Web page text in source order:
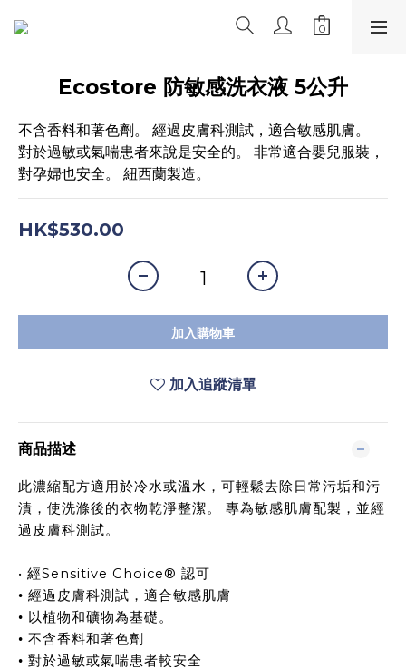
Ecostore 防敏感洗衣液 5公升
不含香料和著色劑。 經過皮膚科測試，適合敏感肌膚。
對於過敏或氣喘患者來說是安全的。 非常適合嬰兒服裝，
對孕婦也安全。 紐西蘭製造。
HK$530.00
加入購物車
加入追蹤清單
商品描述
此濃縮配方適用於冷水或溫水，可輕鬆去除日常污垢和污
漬，使洗滌後的衣物乾淨整潔。 專為敏感肌膚配製，並經
過皮膚科測試。
• 經Sensitive Choice® 認可
• 經過皮膚科測試，適合敏感肌膚
• 以植物和礦物為基礎。
• 不含香料和著色劑
• 對於過敏或氣喘患者較安全